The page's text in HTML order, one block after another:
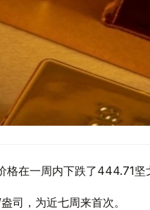
在一周内下跌了444.71坚
司，为近七周来首次。